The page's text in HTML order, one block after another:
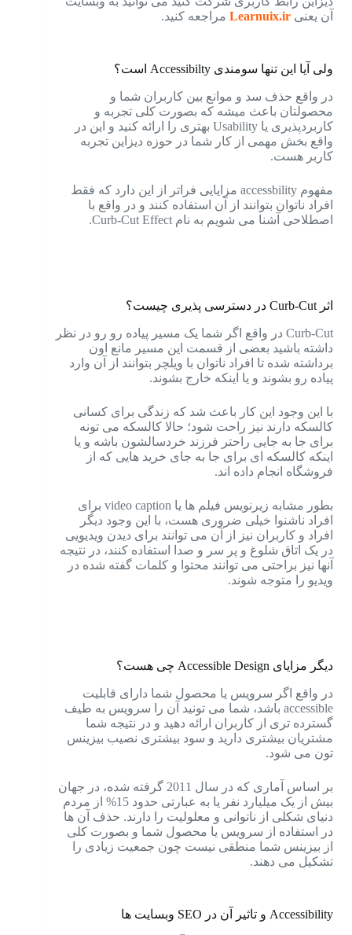
آن یعنی Learnuix.ir مراجعه کنید.
ولی آیا این تنها سومندی Accessibilty است؟
در واقع حذف سد و موانع بین کاربران شما و
محصولتان باعث میشه که بصورت کلی تجربه و
کاربردپذیری یا Usability بهتری را ارائه کنید و این در
واقع بخش مهمی از کار شما در حوزه دیزاین تجربه
کاربر هست.
مفهوم accessbility مزایایی فراتر از این دارد که فقط
افراد ناتوان بتوانند از آن استفاده کنند و در واقع با
اصطلاحی آشنا می شویم به نام Curb-Cut Effect.
اثر Curb-Cut در دسترسی پذیری چیست؟
Curb-Cut در واقع اگر شما یک مسیر پیاده رو رو در نظر
داشته باشید بعضی از قسمت این مسیر مانع اون
برداشته شده تا افراد ناتوان با ویلچر بتوانند از آن وارد
پیاده رو بشوند و یا اینکه خارج بشوند.
با این وجود این کار باعث شد که زندگی برای کسانی
کالسکه دارند نیز راحت شود؛ حالا کالسکه می تونه
برای جا به جایی راحتر فرزند خردسالشون باشه و یا
اینکه کالسکه ای برای جا به جای خرید هایی که از
فروشگاه انجام داده اند.
بطور مشابه زیرنویس فیلم ها یا video caption برای
افراد ناشنوا خیلی ضروری هست، با این وجود دیگر
افراد و کاربران نیز از آن می توانند برای دیدن ویدیویی
در یک اتاق شلوغ و پر سر و صدا استفاده کنند، در نتیجه
آنها نیز براحتی می توانند محتوا و کلمات گفته شده در
ویدیو را متوجه شوند.
دیگر مزایای Accessible Design چی هست؟
در واقع اگر سرویس یا محصول شما دارای قابلیت
accessible باشد، شما می تونید آن را سرویس به طیف
گسترده تری از کاربران ارائه دهید و در نتیجه شما
مشتریان بیشتری دارید و سود بیشتری نصیب بیزینس
تون می شود.
بر اساس آماری که در سال 2011 گرفته شده، در جهان
بیش از یک میلیارد نفر یا به عبارتی حدود 15% از مردم
دنیای شکلی از ناتوانی و معلولیت را دارند. حذف آن ها
در استفاده از سرویس یا محصول شما و بصورت کلی
از بیزینس شما منطقی نیست چون جمعیت زیادی را
تشکیل می دهند.
Accessibility و تاثیر آن در SEO وبسایت ها